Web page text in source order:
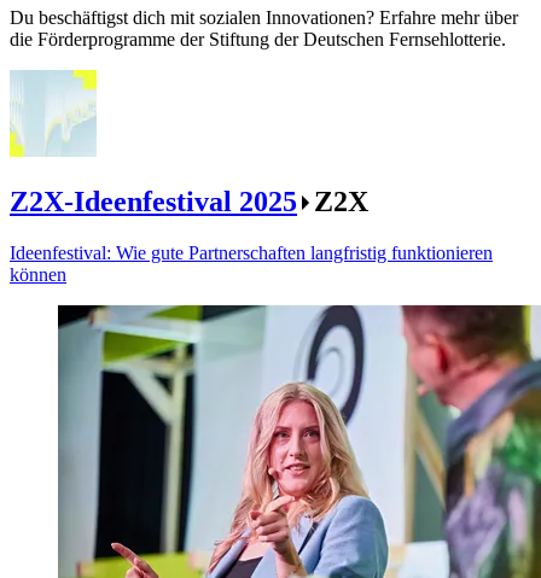
Du beschäftigst dich mit sozialen Innovationen? Erfahre mehr über
die Förderprogramme der Stiftung der Deutschen Fernsehlotterie.
Z2X-Ideenfestival 2025 Z2X
Ideenfestival: Wie gute Partnerschaften langfristig funktionieren
können